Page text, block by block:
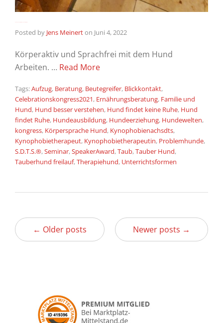
Posted by Jens Meinerton Juni 4, 2022
Körperaktiv und Sprachfrei mit dem Hund
Arbeiten. … Read More
Tags:Aufzug, Beratung, Beutegreifer, Blickkontakt,
Celebrationskongress2021, Ernährungsberatung, Familie und
Hund, Hund besser verstehen, Hund findet keine Ruhe, Hund
findet Ruhe, Hundeausbildung, Hundeerziehung, Hundewelten,
kongress, Körpersprache Hund, Kynophobienachsdts,
Kynophobietherapeut, Kynophobietherapeutin, Problemhunde,
S.D.T.S.®,Seminar,SpeakerAward,Taub,Tauber Hund,
Tauberhund freilauf,Therapiehund, Unterrichtsformen
← Older posts Newer posts →